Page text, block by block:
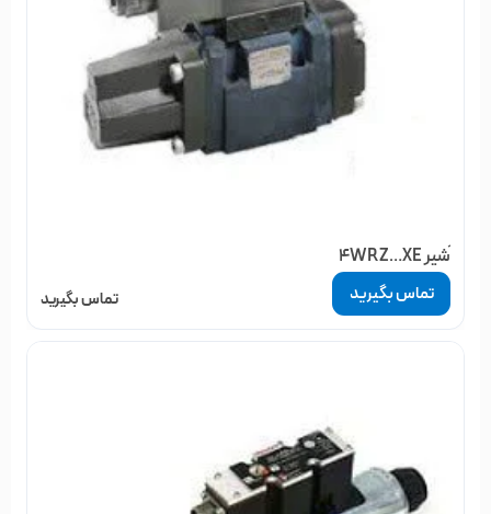
َشیر 4WRZ…XE
تماس بگیرید تماس بگیرید